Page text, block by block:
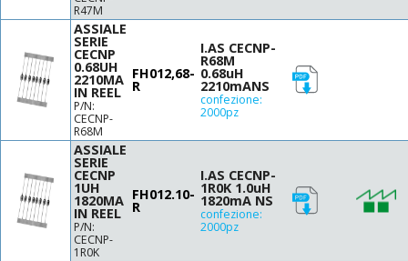
Ø24 H10
Ø24 H13
Ø24.5 H13.5
Ø25 H12
Ø25.5 H11.5
Ø25.5 H12
Ø26.5 H12.5
70
80
82
154
180
220
R47M
ASSIALE
SERIE
CECNP
0.68UH
2210MA
IN REEL
P/N:
CECNP-
R68M
FH012,68-
R
I.AS CECNP-
R68M
0.68uH
2210mANS
confezione:
2000pz
ASSIALE
SERIE
CECNP
1UH
1820MA
IN REEL
P/N:
CECNP-
1R0K
FH012.10-
R
I.AS CECNP-
1R0K 1.0uH
1820mA NS
confezione:
2000pz